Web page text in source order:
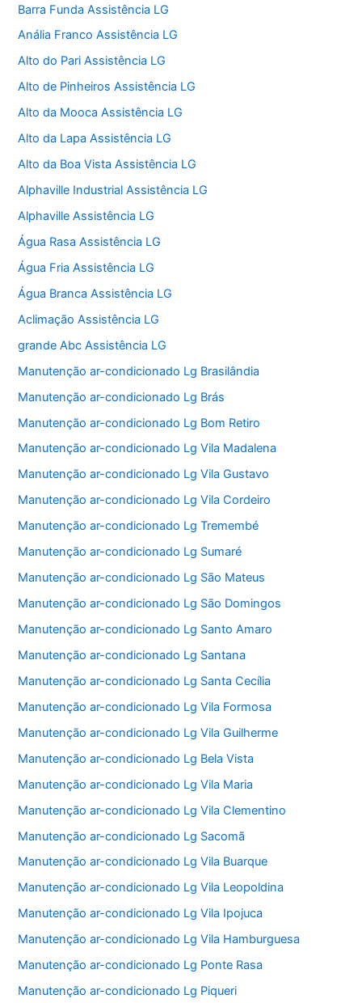
Barra Funda Assistência LG
Anália Franco Assistência LG
Alto do Pari Assistência LG
Alto de Pinheiros Assistência LG
Alto da Mooca Assistência LG
Alto da Lapa Assistência LG
Alto da Boa Vista Assistência LG
Alphaville Industrial Assistência LG
Alphaville Assistência LG
Água Rasa Assistência LG
Água Fria Assistência LG
Água Branca Assistência LG
Aclimação Assistência LG
grande Abc Assistência LG
Manutenção ar-condicionado Lg Brasilândia
Manutenção ar-condicionado Lg Brás
Manutenção ar-condicionado Lg Bom Retiro
Manutenção ar-condicionado Lg Vila Madalena
Manutenção ar-condicionado Lg Vila Gustavo
Manutenção ar-condicionado Lg Vila Cordeiro
Manutenção ar-condicionado Lg Tremembé
Manutenção ar-condicionado Lg Sumaré
Manutenção ar-condicionado Lg São Mateus
Manutenção ar-condicionado Lg São Domingos
Manutenção ar-condicionado Lg Santo Amaro
Manutenção ar-condicionado Lg Santana
Manutenção ar-condicionado Lg Santa Cecília
Manutenção ar-condicionado Lg Vila Formosa
Manutenção ar-condicionado Lg Vila Guilherme
Manutenção ar-condicionado Lg Bela Vista
Manutenção ar-condicionado Lg Vila Maria
Manutenção ar-condicionado Lg Vila Clementino
Manutenção ar-condicionado Lg Sacomã
Manutenção ar-condicionado Lg Vila Buarque
Manutenção ar-condicionado Lg Vila Leopoldina
Manutenção ar-condicionado Lg Vila Ipojuca
Manutenção ar-condicionado Lg Vila Hamburguesa
Manutenção ar-condicionado Lg Ponte Rasa
Manutenção ar-condicionado Lg Piqueri